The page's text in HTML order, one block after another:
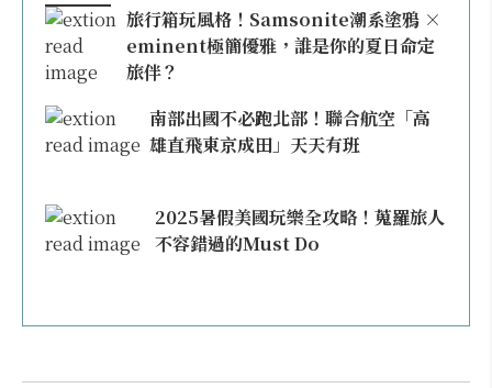
旅行箱玩風格！Samsonite潮系塗鴉 ×
eminent極簡優雅，誰是你的夏日命定
旅伴？
南部出國不必跑北部！聯合航空「高
雄直飛東京成田」天天有班
2025暑假美國玩樂全攻略！蒐羅旅人
不容錯過的Must Do